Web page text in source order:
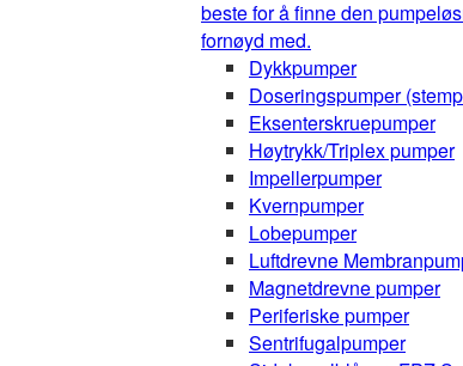
beste for å finne den
fornøyd med.
Dykkpumper
Doseringspumper
Eksenterskruepumper
Høytrykk/Triplex pumper
Impellerpumper
Kvernpumper
Lobepumper
Luftdrevne
Magnetdrevne pumper
Periferiske pumper
Sentrifugalpumper